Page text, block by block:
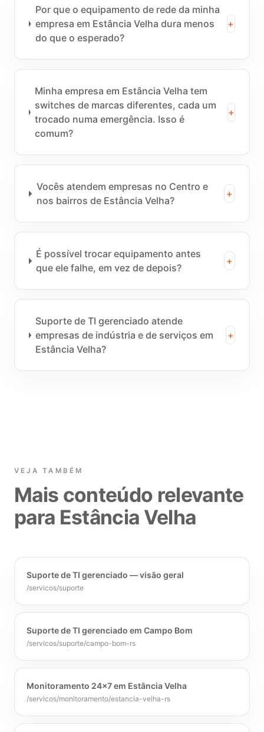
Por que o equipamento de rede da minha
empresa em Estância Velha dura menos
do que o esperado?
+
Minha empresa em Estância Velha tem
switches de marcas diferentes, cada um
trocado numa emergência. Isso é
comum?
+
Vocês atendem empresas no Centro e
nos bairros de Estância Velha?
+
É possível trocar equipamento antes
que ele falhe, em vez de depois?
+
Suporte de TI gerenciado atende
empresas de indústria e de serviços em
Estância Velha?
+
VEJA TAMBÉM
Mais conteúdo relevante
para Estância Velha
Suporte de TI gerenciado — visão geral
/servicos/suporte
Suporte de TI gerenciado em Campo Bom
/servicos/suporte/campo-bom-rs
Monitoramento 24x7 em Estância Velha
/servicos/monitoramento/estancia-velha-rs